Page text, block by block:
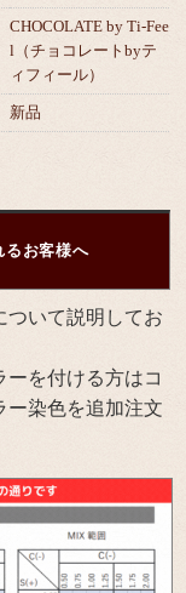
CHOCOLATE by Ti-Fee
l（チョコレートbyテ
ィフィール）
新品
るお客様へ
ついて説明してお
を付ける方はコ
ー染色を追加注文